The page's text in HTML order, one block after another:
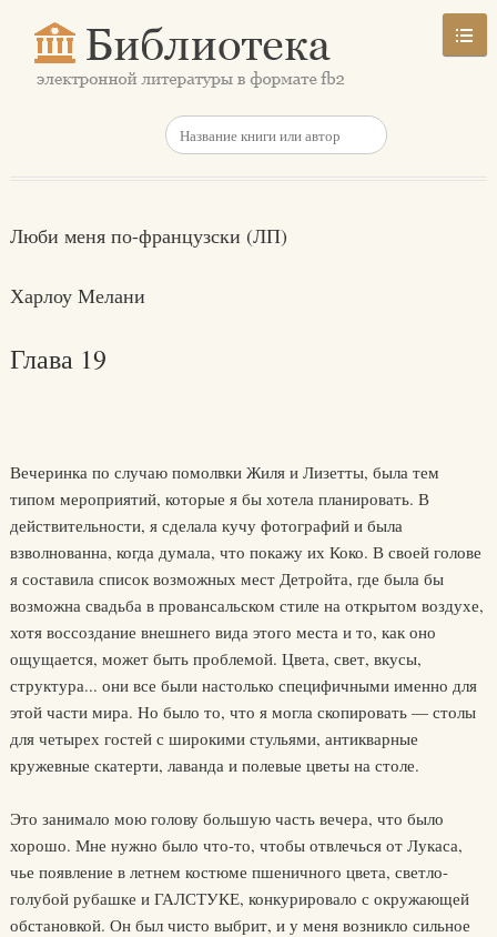
Люби меня по-французски (ЛП)
Харлоу Мелани
Глава 19
Вечеринка по случаю помолвки Жиля и Лизетты, была тем
типом мероприятий, которые я бы хотела планировать. В
действительности, я сделала кучу фотографий и была
взволнованна, когда думала, что покажу их Коко. В своей голове
я составила список возможных мест Детройта, где была бы
возможна свадьба в провансальском стиле на открытом воздухе,
хотя воссоздание внешнего вида этого места и то, как оно
ощущается, может быть проблемой. Цвета, свет, вкусы,
структура... они все были настолько специфичными именно для
этой части мира. Но было то, что я могла скопировать — столы
для четырех гостей с широкими стульями, антикварные
кружевные скатерти, лаванда и полевые цветы на столе.
Это занимало мою голову большую часть вечера, что было
хорошо. Мне нужно было что-то, чтобы отвлечься от Лукаса,
чье появление в летнем костюме пшеничного цвета, светло-
голубой рубашке и ГАЛСТУКЕ, конкурировало с окружающей
обстановкой. Он был чисто выбрит, и у меня возникло сильное